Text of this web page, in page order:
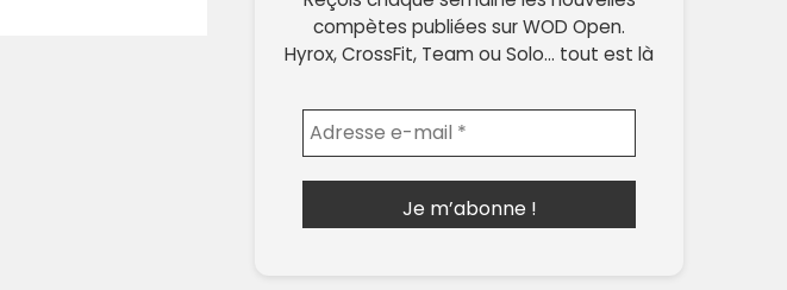
compètes publiées sur WOD Open.
Hyrox, CrossFit, Team ou Solo… tout est là